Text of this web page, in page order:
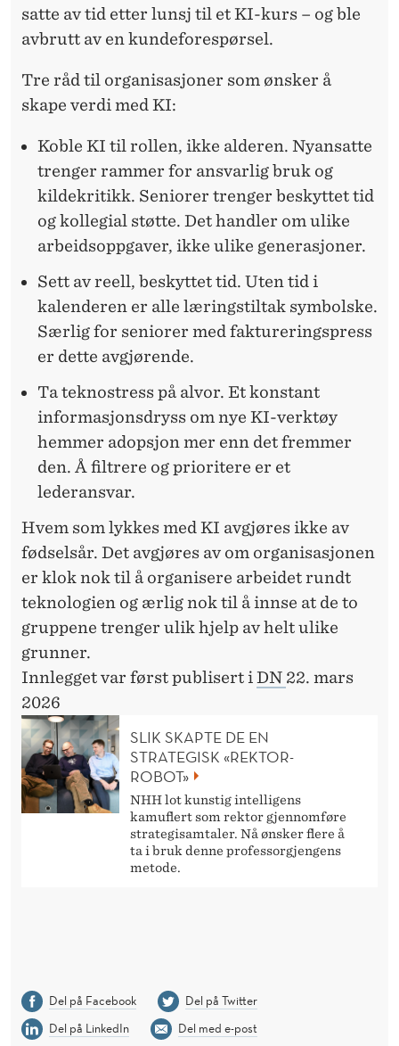
satte av tid etter lunsj til et KI-kurs – og ble
avbrutt av en kundeforespørsel.
Tre råd til organisasjoner som ønsker å
skape verdi med KI:
Koble KI til rollen, ikke alderen. Nyansatte
trenger rammer for ansvarlig bruk og
kildekritikk. Seniorer trenger beskyttet tid
og kollegial støtte. Det handler om ulike
arbeidsoppgaver, ikke ulike generasjoner.
Sett av reell, beskyttet tid. Uten tid i
kalenderen er alle læringstiltak symbolske.
Særlig for seniorer med faktureringspress
er dette avgjørende.
Ta teknostress på alvor. Et konstant
informasjonsdryss om nye KI-verktøy
hemmer adopsjon mer enn det fremmer
den. Å filtrere og prioritere er et
lederansvar.
Hvem som lykkes med KI avgjøres ikke av
fødselsår. Det avgjøres av om organisasjonen
er klok nok til å organisere arbeidet rundt
teknologien og ærlig nok til å innse at de to
gruppene trenger ulik hjelp av helt ulike
grunner.
Innlegget var først publisert i DN 22. mars
2026
SLIK SKAPTE DE EN
STRATEGISK «REKTOR-
ROBOT»
NHH lot kunstig intelligens
kamuflert som rektor gjennomføre
strategisamtaler. Nå ønsker flere å
ta i bruk denne professorgjengens
metode.
Del på Facebook
Del på Twitter
Del på LinkedIn
Del med e-post